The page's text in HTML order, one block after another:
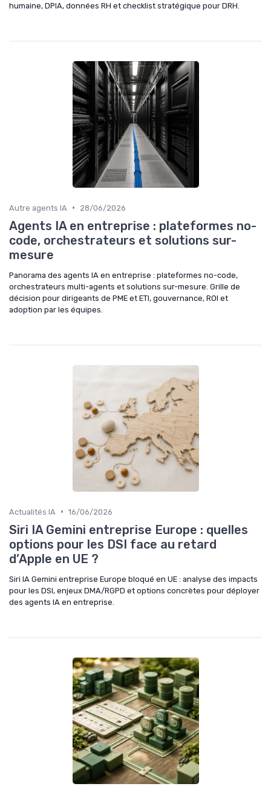
humaine, DPIA, données RH et checklist stratégique pour DRH.
Autre agents IA • 28/06/2026
Agents IA en entreprise : plateformes no-
code, orchestrateurs et solutions sur-
mesure
Panorama des agents IA en entreprise : plateformes no-code,
orchestrateurs multi-agents et solutions sur-mesure. Grille de
décision pour dirigeants de PME et ETI, gouvernance, ROI et
adoption par les équipes.
Actualités IA • 16/06/2026
Siri IA Gemini entreprise Europe : quelles
options pour les DSI face au retard
d’Apple en UE ?
Siri IA Gemini entreprise Europe bloqué en UE : analyse des impacts
pour les DSI, enjeux DMA/RGPD et options concrètes pour déployer
des agents IA en entreprise.